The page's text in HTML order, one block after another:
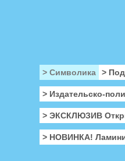
> Символика >
> Издательско-
> ЭКСКЛЮЗИВ
> НОВИНКА!